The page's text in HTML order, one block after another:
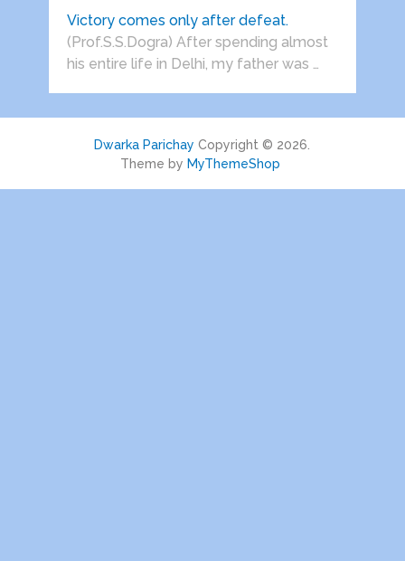
Victory comes only after defeat.
(Prof.S.S.Dogra) After spending almost
his entire life in Delhi, my father was …
Dwarka Parichay Copyright © 2026.
Theme byMyThemeShop